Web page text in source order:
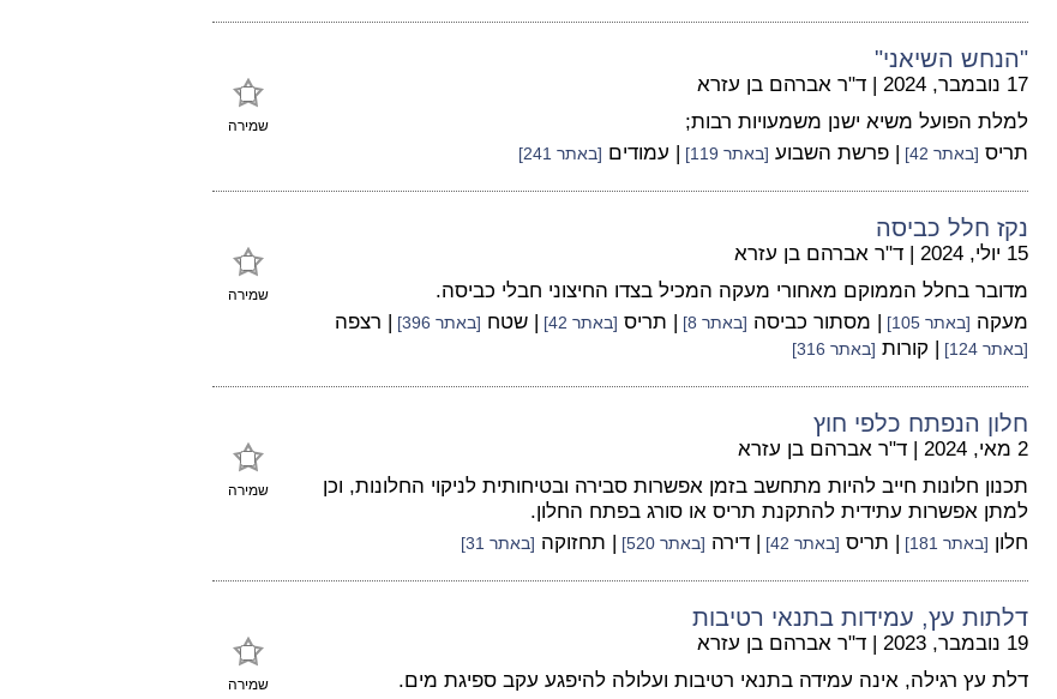
"הנחש השיאני"
שמירה
17 נובמבר, 2024 | ד"ר אברהם בן עזרא
למלת הפועל משיא ישנן משמעויות רבות;
תריס [באתר 42] | פרשת השבוע [באתר 119] | עמודים [באתר 241]
נקז חלל כביסה
שמירה
15 יולי, 2024 | ד"ר אברהם בן עזרא
מדובר בחלל הממוקם מאחורי מעקה המכיל בצדו החיצוני חבלי כביסה.
מעקה [באתר 105] | מסתור כביסה [באתר 8] | תריס [באתר 42] | שטח [באתר 396] | רצפה
[באתר 124] | קורות [באתר 316]
חלון הנפתח כלפי חוץ
שמירה
2 מאי, 2024 | ד"ר אברהם בן עזרא
תכנון חלונות חייב להיות מתחשב בזמן אפשרות סבירה ובטיחותית לניקוי החלונות, וכן
למתן אפשרות עתידית להתקנת תריס או סורג בפתח החלון.
חלון [באתר 181] | תריס [באתר 42] | דירה [באתר 520] | תחזוקה [באתר 31]
דלתות עץ, עמידות בתנאי רטיבות
שמירה
19 נובמבר, 2023 | ד"ר אברהם בן עזרא
דלת עץ רגילה, אינה עמידה בתנאי רטיבות ועלולה להיפגע עקב ספיגת מים.